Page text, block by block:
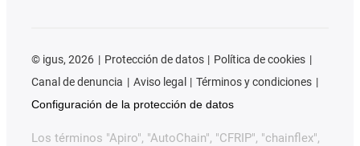
© igus, 2026 Protección de datos
Política de cookies
Canal de denuncia
Aviso legal
Términos y condiciones
Configuración de la protección de datos
Los términos "Apiro", "AutoChain", "CFRIP", "chainflex",